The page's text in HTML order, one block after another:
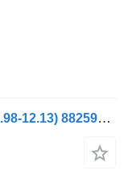
Peppel+fuchs leones ciudad a26 (01.98-12.13) 88259256028 piloto trasero para MAN Lion's bus (1991-) autobús